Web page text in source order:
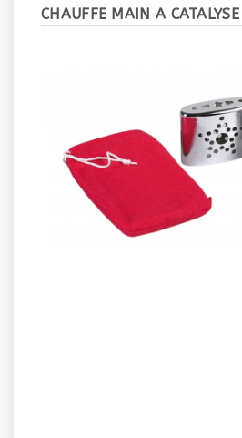
CHAUFFE MAIN A CATALYSE